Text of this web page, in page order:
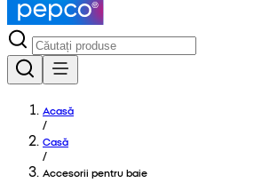
Acasă
/
Casă
/
Accesorii pentru baie